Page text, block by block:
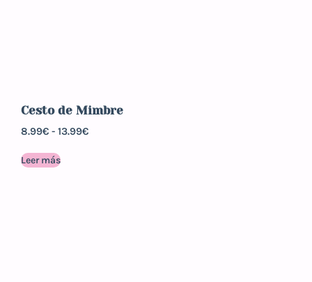
Cesto de Mimbre
8.99€ - 13.99€
Leer más